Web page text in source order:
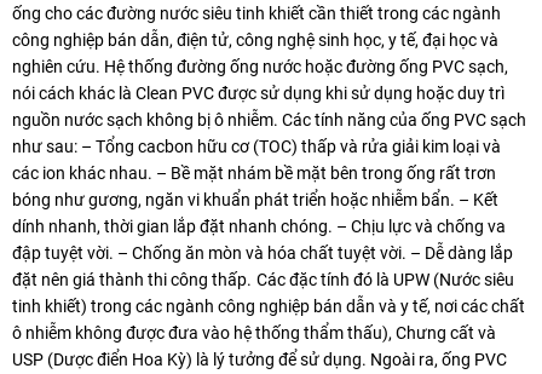
ống cho các đường nước siêu tinh khiết cần thiết trong các ngành
công nghiệp bán dẫn, điện tử, công nghệ sinh học, y tế, đại học và
nghiên cứu. Hệ thống đường ống nước hoặc đường ống PVC sạch,
nói cách khác là Clean PVC được sử dụng khi sử dụng hoặc duy trì
nguồn nước sạch không bị ô nhiễm. Các tính năng của ống PVC sạch
như sau: – Tổng cacbon hữu cơ (TOC) thấp và rửa giải kim loại và
các ion khác nhau. – Bề mặt nhám bề mặt bên trong ống rất trơn
bóng như gương, ngăn vi khuẩn phát triển hoặc nhiễm bẩn. – Kết
dính nhanh, thời gian lắp đặt nhanh chóng. – Chịu lực và chống va
đập tuyệt vời. – Chống ăn mòn và hóa chất tuyệt vời. – Dễ dàng lắp
đặt nên giá thành thi công thấp. Các đặc tính đó là UPW (Nước siêu
tinh khiết) trong các ngành công nghiệp bán dẫn và y tế, nơi các chất
ô nhiễm không được đưa vào hệ thống thẩm thấu), Chưng cất và
USP (Dược điển Hoa Kỳ) là lý tưởng để sử dụng. Ngoài ra, ống PVC